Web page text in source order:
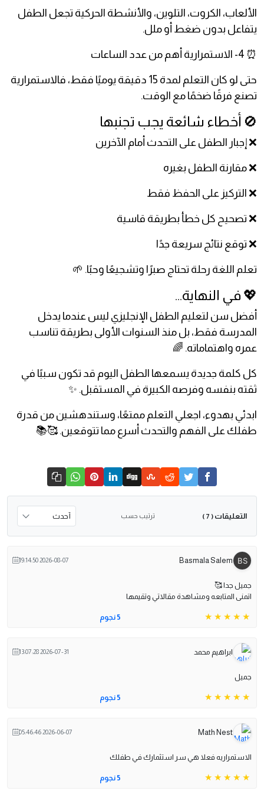
الألعاب، الكروت، التلوين، والأنشطة الحركية تجعل الطفل
يتفاعل بدون ضغط أو ملل.
⏰ 4- الاستمرارية أهم من عدد الساعات
حتى لو كان التعلم لمدة 15 دقيقة يوميًا فقط، فالاستمرارية
تصنع فرقًا ضخمًا مع الوقت.
🚫 أخطاء شائعة يجب تجنبها
❌ إجبار الطفل على التحدث أمام الآخرين
❌ مقارنة الطفل بغيره
❌ التركيز على الحفظ فقط
❌ تصحيح كل خطأ بطريقة قاسية
❌ توقع نتائج سريعة جدًا
تعلم اللغة رحلة تحتاج صبرًا وتشجيعًا وحبًا. 🌱
💖 في النهاية…
أفضل سن لتعليم الطفل الإنجليزي ليس عندما يدخل
المدرسة فقط، بل منذ السنوات الأولى بطريقة تناسب
عمره واهتماماته. 🌈
كل كلمة جديدة يسمعها الطفل اليوم قد تكون سببًا في
ثقته بنفسه وفرصه الكبيرة في المستقبل. ✨
ابدئي بهدوء، اجعلي التعلم ممتعًا، وستندهشين من قدرة
طفلك على الفهم والتحدث أسرع مما تتوقعين. 🥰📚
التعليقات ( 7 ) ترتيب حسب
Basmala Salem
2026-08-07 19:14:50
جميل جدا 🥰
اتمنى المتابعه ومشاهدة مقالاتي وتقيمها
5 نجوم
ابراهيم محمد 2026-07-31 13:07:28
جميل
5 نجوم
Math Nest
2026-06-07 05:46:46
الاستمراريه فعلا هي سر استثمارك في طفلك
5 نجوم